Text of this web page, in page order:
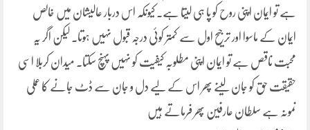
ہے تو ایمان اپنی روح کو پا ہی لیتا ہے۔ کیونکہ اس دربار عالیشان میں خالص
ایمان کے ماسوا اور ترجیح اول سے کمتر کوئی درجہ قبول نہیں ہوتا۔ لیکن اگر یہ
محبت ناقص ہے تو ایمان اپنی مطلوبہ کیفیت کو نہیں پہنچ سکتا۔ میدان کربلا اسی
حقیقت حق کو جان لینے پھر اس کے لیے دل و جان سے ڈٹ جانے کا عملی
نمونہ ہے سلطان عارفین پھر فرماتے ہیں